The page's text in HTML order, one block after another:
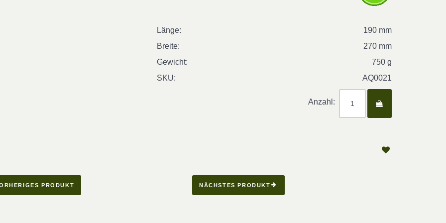
Länge:
190 mm
Breite:
270 mm
Gewicht:
750 g
SKU:
AQ0021
Anzahl:
PRODUKT NÄCHSTES PRODUKT